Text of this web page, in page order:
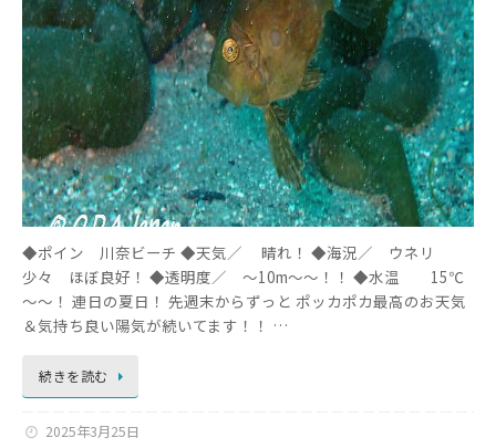
◆ポイン 川奈ビーチ ◆天気／ 晴れ！ ◆海況／ ウネリ
少々 ほぼ良好！ ◆透明度／ ～10m～～！！ ◆水温 15℃
～～！ 連日の夏日！ 先週末からずっと ポッカポカ最高のお天気
＆気持ち良い陽気が続いてます！！ …
続きを読む
2025年3月25日